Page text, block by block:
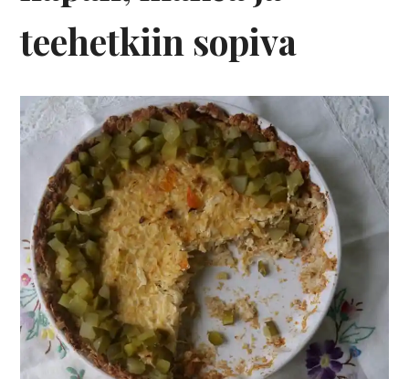
teehetkiin sopiva